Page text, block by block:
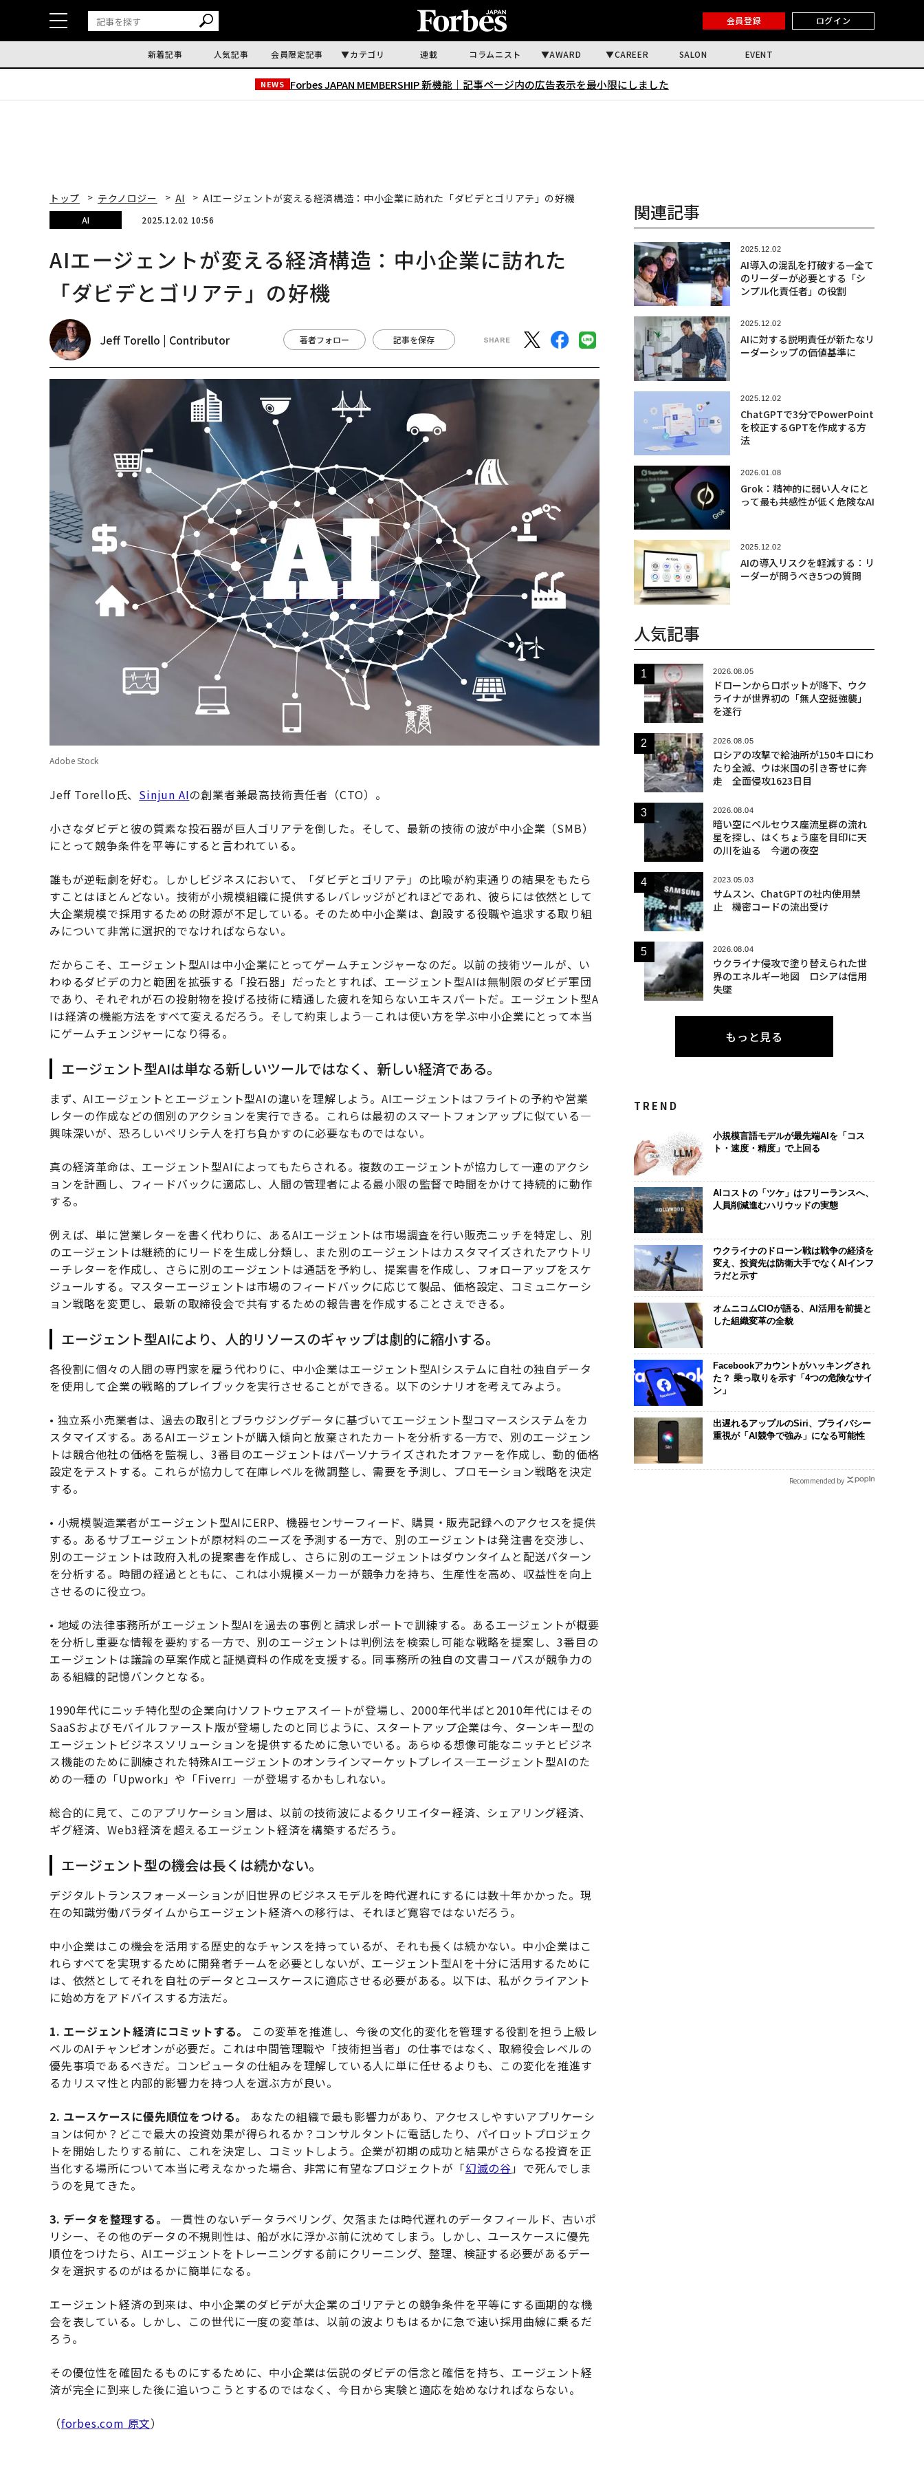
会員登録 ログイン
新着記事 人気記事 会員限定記事 カテゴリ 連載 コラムニスト AWARD CAREER SALON EVENT
NEWS Forbes JAPAN MEMBERSHIP 新機能｜ 記事ページ内の広告表示を最小限にしました
トップ テクノロジー AI AIエージェントが変える経済構造：中小企業に訪れた「ダビデとゴリアテ」の好機
AI 2025.12.02 10:56
AIエージェントが変える経済構造：中小企業に訪れた
「ダビデとゴリアテ」の好機
Jeff Torello | Contributor 著者フォロー 記事を保存
Adobe Stock
Jeff Torello氏、 Sinjun AIの創業者兼最高技術責任者（CTO）。
小さなダビデと彼の質素な投石器が巨人ゴリアテを倒した。そして、最新の技術の波が中小企業（SMB）
にとって競争条件を平等にすると言われている。
誰もが逆転劇を好む。しかしビジネスにおいて、「ダビデとゴリアテ」の比喩が約束通りの結果をもたら
すことはほとんどない。技術が小規模組織に提供するレバレッジがどれほどであれ、彼らには依然として
大企業規模で採用するための財源が不足している。そのため中小企業は、創設する役職や追求する取り組
みについて非常に選択的でなければならない。
だからこそ、エージェント型AIは中小企業にとってゲームチェンジャーなのだ。以前の技術ツールが、い
わゆるダビデの力と範囲を拡張する「投石器」だったとすれば、エージェント型AIは無制限のダビデ軍団
であり、それぞれが石の投射物を投げる技術に精通した疲れを知らないエキスパートだ。エージェント型A
Iは経済の機能方法をすべて変えるだろう。そして約束しよう—これは使い方を学ぶ中小企業にとって本当
にゲームチェンジャーになり得る。
エージェント型AIは単なる新しいツールではなく、新しい経済である。
まず、AIエージェントとエージェント型AIの違いを理解しよう。AIエージェントはフライトの予約や営業
レターの作成などの個別のアクションを実行できる。これらは最初のスマートフォンアップに似ている—
興味深いが、恐ろしいペリシテ人を打ち負かすのに必要なものではない。
真の経済革命は、エージェント型AIによってもたらされる。複数のエージェントが協力して一連のアクシ
ョンを計画し、フィードバックに適応し、人間の管理者による最小限の監督で時間をかけて持続的に動作
する。
例えば、単に営業レターを書く代わりに、あるAIエージェントは市場調査を行い販売ニッチを特定し、別
のエージェントは継続的にリードを生成し分類し、また別のエージェントはカスタマイズされたアウトリ
ーチレターを作成し、さらに別のエージェントは通話を予約し、提案書を作成し、フォローアップをスケ
ジュールする。マスターエージェントは市場のフィードバックに応じて製品、価格設定、コミュニケーシ
ョン戦略を変更し、最新の取締役会で共有するための報告書を作成することさえできる。
エージェント型AIにより、人的リソースのギャップは劇的に縮小する。
各役割に個々の人間の専門家を雇う代わりに、中小企業はエージェント型AIシステムに自社の独自データ
を使用して企業の戦略的プレイブックを実行させることができる。以下のシナリオを考えてみよう。
• 独立系小売業者は、過去の取引とブラウジングデータに基づいてエージェント型コマースシステムをカ
スタマイズする。あるAIエージェントが購入傾向と放棄されたカートを分析する一方で、別のエージェン
トは競合他社の価格を監視し、3番目のエージェントはパーソナライズされたオファーを作成し、動的価格
設定をテストする。これらが協力して在庫レベルを微調整し、需要を予測し、プロモーション戦略を決定
する。
• 小規模製造業者がエージェント型AIにERP、機器センサーフィード、購買・販売記録へのアクセスを提供
する。あるサブエージェントが原材料のニーズを予測する一方で、別のエージェントは発注書を交渉し、
別のエージェントは政府入札の提案書を作成し、さらに別のエージェントはダウンタイムと配送パターン
を分析する。時間の経過とともに、これは小規模メーカーが競争力を持ち、生産性を高め、収益性を向上
させるのに役立つ。
• 地域の法律事務所がエージェント型AIを過去の事例と請求レポートで訓練する。あるエージェントが概要
を分析し重要な情報を要約する一方で、別のエージェントは判例法を検索し可能な戦略を提案し、3番目の
エージェントは議論の草案作成と証拠資料の作成を支援する。同事務所の独自の文書コーパスが競争力の
ある組織的記憶バンクとなる。
1990年代にニッチ特化型の企業向けソフトウェアスイートが登場し、2000年代半ばと2010年代にはその
SaaSおよびモバイルファースト版が登場したのと同じように、スタートアップ企業は今、ターンキー型の
エージェントビジネスソリューションを提供するために急いでいる。あらゆる想像可能なニッチとビジネ
ス機能のために訓練された特殊AIエージェントのオンラインマーケットプレイス—エージェント型AIのた
めの一種の「Upwork」や「Fiverr」—が登場するかもしれない。
総合的に見て、このアプリケーション層は、以前の技術波によるクリエイター経済、シェアリング経済、
ギグ経済、Web3経済を超えるエージェント経済を構築するだろう。
エージェント型の機会は長くは続かない。
デジタルトランスフォーメーションが旧世界のビジネスモデルを時代遅れにするには数十年かかった。現
在の知識労働パラダイムからエージェント経済への移行は、それほど寛容ではないだろう。
中小企業はこの機会を活用する歴史的なチャンスを持っているが、それも長くは続かない。中小企業はこ
れらすべてを実現するために開発者チームを必要としないが、エージェント型AIを十分に活用するために
は、依然としてそれを自社のデータとユースケースに適応させる必要がある。以下は、私がクライアント
に始め方をアドバイスする方法だ。
1. エージェント経済にコミットする。
この変革を推進し、今後の文化的変化を管理する役割を担う上級レ
ベルのAIチャンピオンが必要だ。これは中間管理職や「技術担当者」の仕事ではなく、取締役会レベルの
優先事項であるべきだ。コンピュータの仕組みを理解している人に単に任せるよりも、この変化を推進す
るカリスマ性と内部的影響力を持つ人を選ぶ方が良い。
2. ユースケースに優先順位をつける。
あなたの組織で最も影響力があり、アクセスしやすいアプリケーシ
ョンは何か？どこで最大の投資効果が得られるか？コンサルタントに電話したり、パイロットプロジェク
トを開始したりする前に、これを決定し、コミットしよう。企業が初期の成功と結果がさらなる投資を正
当化する場所について本当に考えなかった場合、非常に有望なプロジェクトが「幻滅の谷」で死んでしま
うのを見てきた。
3. データを整理する。
一貫性のないデータラベリング、欠落または時代遅れのデータフィールド、古いポ
リシー、その他のデータの不規則性は、船が水に浮かぶ前に沈めてしまう。しかし、ユースケースに優先
順位をつけたら、AIエージェントをトレーニングする前にクリーニング、整理、検証する必要があるデー
タを選択するのがはるかに簡単になる。
エージェント経済の到来は、中小企業のダビデが大企業のゴリアテとの競争条件を平等にする画期的な機
会を表している。しかし、この世代に一度の変革は、以前の波よりもはるかに急で速い採用曲線に乗るだ
ろう。
その優位性を確固たるものにするために、中小企業は伝説のダビデの信念と確信を持ち、エージェント経
済が完全に到来した後に追いつこうとするのではなく、今日から実験と適応を始めなければならない。
（forbes.com 原文）
関連記事
2025.12.02
AI導入の混乱を打破する—全て
のリーダーが必要とする「シ
ンプル化責任者」の役割
2025.12.02
AIに対する説明責任が新たなリ
ーダーシップの価値基準に
2025.12.02
ChatGPTで3分でPowerPoint
を校正するGPTを作成する方
法
2026.01.08
Grok：精神的に弱い人々にと
って最も共感性が低く危険なAI
2025.12.02
AIの導入リスクを軽減する：リ
ーダーが問うべき5つの質問
人気記事
2026.08.05
ドローンからロボットが降下、ウク
ライナが世界初の「無人空挺強襲」
を遂行
2026.08.05
ロシアの攻撃で給油所が150キロにわ
たり全滅、ウは米国の引き寄せに奔
走 全面侵攻1623日目
2026.08.04
暗い空にペルセウス座流星群の流れ
星を探し、はくちょう座を目印に天
の川を辿る 今週の夜空
2023.05.03
サムスン、ChatGPTの社内使用禁
止 機密コードの流出受け
2026.08.04
ウクライナ侵攻で塗り替えられた世
界のエネルギー地図 ロシアは信用
失墜
もっと見る
TREND
小規模言語モデルが最先端AIを「コス
ト・速度・精度」で上回る
AIコストの「ツケ」はフリーランスへ、
人員削減進むハリウッドの実態
ウクライナのドローン戦は戦争の経済を
変え、投資先は防衛大手でなくAIインフ
ラだと示す
オムニコムCIOが語る、AI活用を前提と
した組織変革の全貌
Facebookアカウントがハッキングされ
た？ 乗っ取りを示す「4つの危険なサイ
ン」
出遅れるアップルのSiri、プライバシー
重視が「AI競争で強み」になる可能性
Recommended by